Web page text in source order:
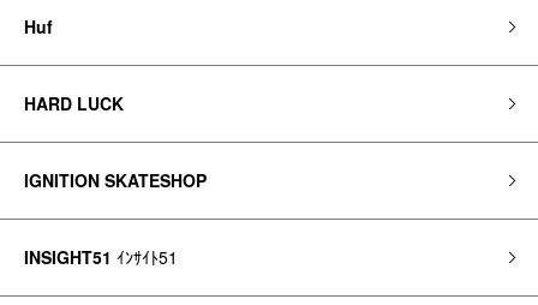
Huf
HARD LUCK
IGNITION SKATESHOP
INSIGHT51 ｲﾝｻｲﾄ51